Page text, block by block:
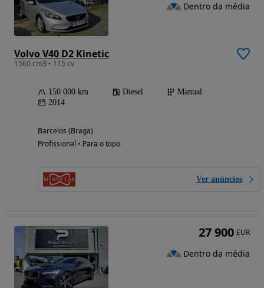
Volvo V40 D2 Kinetic
1560 cm3 • 115 cv
150 000 km Diesel
Manual
2014
Barcelos (Braga)
Profissional • Para o topo
Ver anúncios
Dentro da média
27 900 EUR
Dentro da média